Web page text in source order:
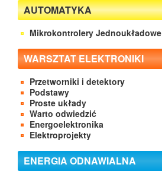
AUTOMATYKA
Mikrokontrolery Jednoukładowe
WARSZTAT ELEKTRONIKI
Przetworniki i detektory
Podstawy
Proste układy
Warto odwiedzić
Energoelektronika
Elektroprojekty
ENERGIA ODNAWIALNA